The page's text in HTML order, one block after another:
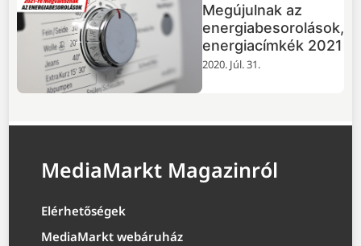
Megújulnak az
energiabesorolások,
energiacímkék 2021
2020. Júl. 31.
MediaMarkt Magazinról
Elérhetőségek
MediaMarkt webáruház